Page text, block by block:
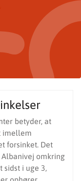
betyder, at
imellem
forsinket. Det
omkring
sidst i uge 3,